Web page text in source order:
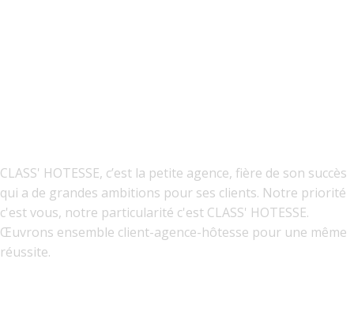
CLASS' HOTESSE, c’est la petite agence, fière de son succès
qui a de grandes ambitions pour ses clients. Notre priorité
c'est vous, notre particularité c'est CLASS' HOTESSE.
Œuvrons ensemble client-agence-hôtesse pour une même
réussite.